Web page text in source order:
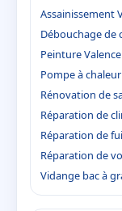
Assainissement
Débouchage de
Peinture Valence
Pompe à
Rénovation de
Réparation de
Réparation de
Réparation de
Vidange bac à